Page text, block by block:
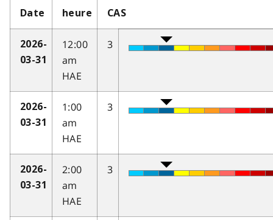
Date heure CAS
2026-
03-31
12:00
am
HAE
3
2026-
03-31
1:00
am
HAE
3
2026-
03-31
2:00
am
HAE
3